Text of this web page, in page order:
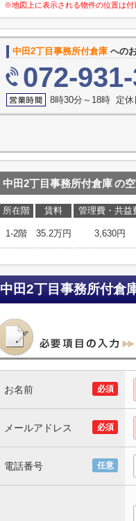
※地図上に表示される物件の位置は付
中田2丁目事務所付倉庫 への
072-
8時30分～18時 定休
中田2丁目事務所付倉庫の
所在階 賃料 管理費・共益
1-2階 35.2万円 3,630円
中田2丁目事務所付倉
必須
お名前
必須
メールアドレス
任意
電話番号